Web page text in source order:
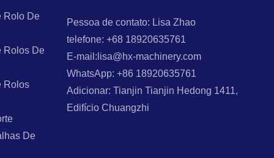
Rolo De
Rolos De
Rolos
De
Pessoa de contato: Lisa Zhao
telefone: +68 18920635761
E-mail:lisa@hx-machinery.com
WhatsApp: +86 18920635761
Adicionar: Tianjin Tianjin Hedong 1411,
Edifício Chuangzhi